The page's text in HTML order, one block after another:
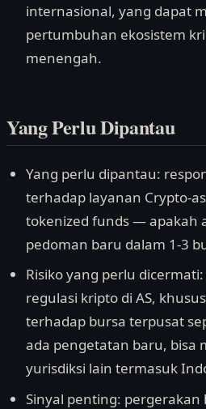
internasional, yang dapat
pertumbuhan ekosistem
menengah.
Yang Perlu Dipantau
Yang perlu dipantau:
terhadap layanan Crypto-
tokenized funds — apakah
pedoman baru dalam 1-3
Risiko yang perlu
regulasi kripto di AS,
terhadap bursa terpusat
ada pengetatan baru, bisa
yurisdiksi lain termasuk
Sinyal penting: